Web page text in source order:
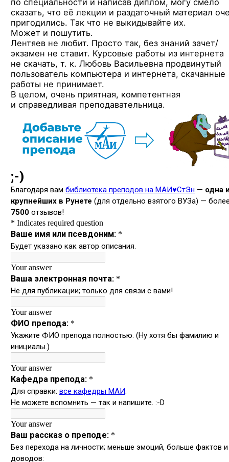
по специальности и написав диплом, могу смело
сказать, что её лекции и раздаточный материал
пригодились. Так что не выкидывайте их.
Может и пошутить.
Лентяев не любит. Просто так, без знаний зачет/
экзамен не ставит. Курсовые работы из интернета
не скачать, т. к. Любовь Васильевна продвинутый
пользователь компьютера и интернета, скачанные
работы не принимает.
В целом, очень приятная, компетентная
и справедливая преподавательница.